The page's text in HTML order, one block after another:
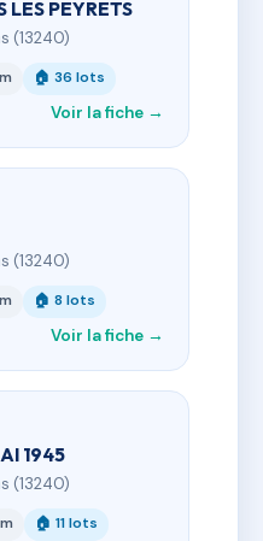
LES PEYRETS
(13240)
🏠 36 lots
Voir la fiche →
(13240)
🏠 8 lots
Voir la fiche →
1945
(13240)
🏠 11 lots